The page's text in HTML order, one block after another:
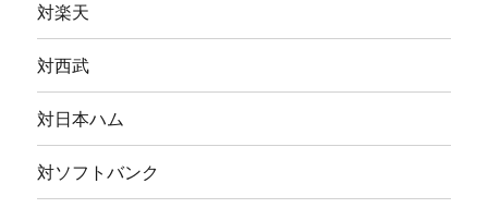
対楽天
対西武
対日本ハム
対ソフトバンク